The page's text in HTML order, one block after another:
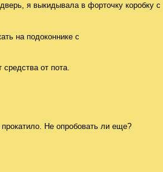
я выкидывала в форточку коробку с
на подоконнике с
от пота.
Не опробовать ли еще?